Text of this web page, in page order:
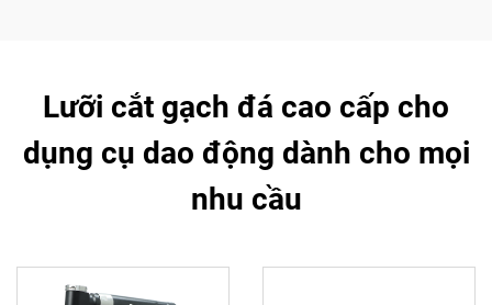
Lưỡi cắt gạch đá cao cấp cho
dụng cụ dao động dành cho mọi
nhu cầu